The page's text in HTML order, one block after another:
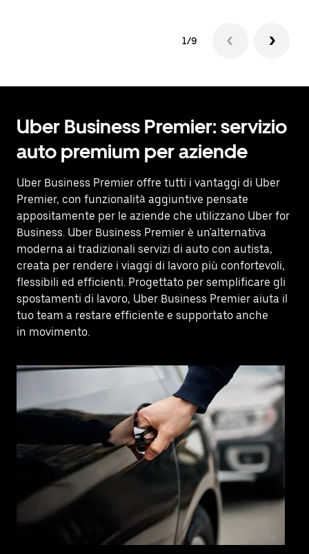
1/9
Uber Business Premier: servizio
auto premium per aziende
Uber Business Premier offre tutti i vantaggi di Uber
Premier, con funzionalità aggiuntive pensate
appositamente per le aziende che utilizzano Uber for
Business. Uber Business Premier è un'alternativa
moderna ai tradizionali servizi di auto con autista,
creata per rendere i viaggi di lavoro più confortevoli,
flessibili ed efficienti. Progettato per semplificare gli
spostamenti di lavoro, Uber Business Premier aiuta il
tuo team a restare efficiente e supportato anche
in movimento.